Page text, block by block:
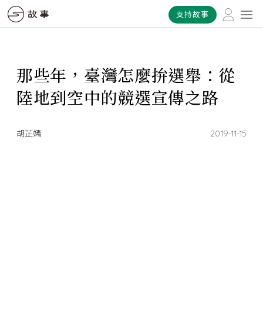
支持故事
那些年，臺灣怎麼拚選舉：從
陸地到空中的競選宣傳之路
胡芷嫣 2019-11-15